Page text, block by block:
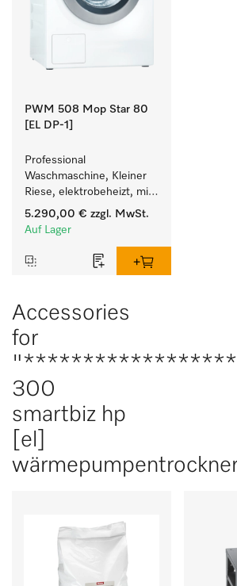
PWM 508 Mop Star 80
[EL DP-1]
Professional
Waschmaschine, Kleiner
Riese, elektrobeheizt, mit
Ablaufpumpe speziell für
die Anforderungen im
Füllgewicht 8 kg.
5.290,00 € zzgl. MwSt.
Auf Lager
Accessories
for
300
smartbiz hp
[el]